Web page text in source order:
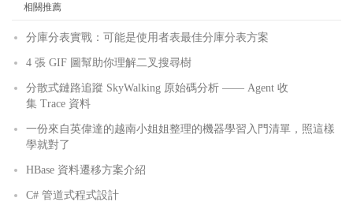
相關推薦
分庫分表實戰：可能是使用者表最佳分庫分表方案
4 張 GIF 圖幫助你理解二叉搜尋樹
分散式鏈路追蹤 SkyWalking 原始碼分析 —— Agent 收
集 Trace 資料
一份來自英偉達的越南小姐姐整理的機器學習入門清單，照這樣
學就對了
HBase 資料遷移方案介紹
C# 管道式程式設計